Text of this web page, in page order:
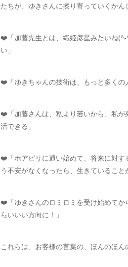
たちが、ゆきさんに擦り寄っていくかん
❤️「加藤先生とは、織姫彦星みたいね
い」
❤️「ゆきちゃんの技術は、もっと多くの
❤️「加藤さんは、私より若いから、私が
活できる」
❤️「ホアピリに通い始めて、将来に対す
う不安がなくなったら、生きていること
❤️「ゆきさんのロミロミを受け始めてか
らいいい方向に！」
これらは、お客様の言葉の、ほんのほん